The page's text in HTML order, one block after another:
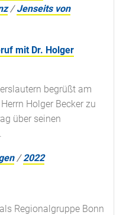
/Jenseits von
mit Dr. Holger
begrüßt am
Holger Becker zu
über seinen
/2022
Regionalgruppe Bonn